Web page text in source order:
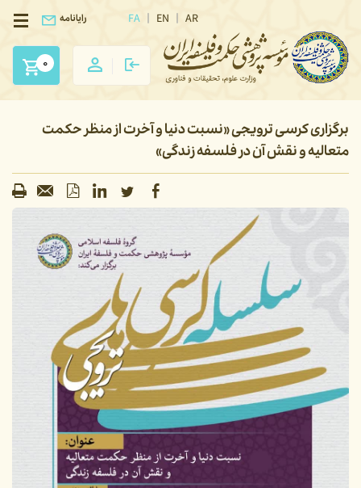
FA EN AR رایانامه
0
برگزاری کرسی ترویجی «نسبت دنیا و آخرت از منظر حکمت
متعالیه و نقش آن در فلسفه زندگی»